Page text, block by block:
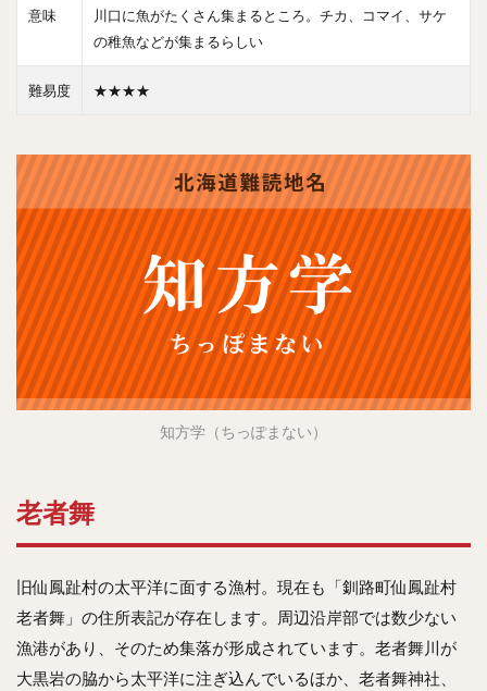
意味
川口に魚がたくさん集まるところ。チカ、コマイ、サケ
の稚魚などが集まるらしい
難易度 ★★★★
知方学（ちっぽまない）
老者舞
旧仙鳳趾村の太平洋に面する漁村。現在も「釧路町仙鳳趾村
老者舞」の住所表記が存在します。周辺沿岸部では数少ない
漁港があり、そのため集落が形成されています。老者舞川が
大黒岩の脇から太平洋に注ぎ込んでいるほか、老者舞神社、